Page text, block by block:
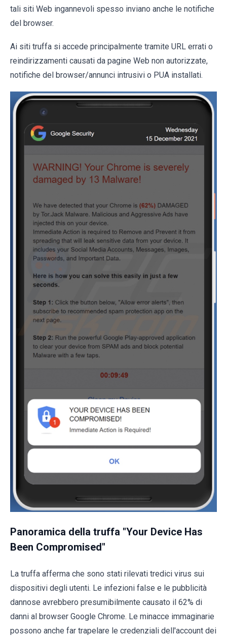
tali siti Web ingannevoli spesso inviano anche le notifiche
del browser.
Ai siti truffa si accede principalmente tramite URL errati o
reindirizzamenti causati da pagine Web non autorizzate,
notifiche del browser/annunci intrusivi o PUA installati.
Panoramica della truffa "Your Device Has
Been Compromised"
La truffa afferma che sono stati rilevati tredici virus sui
dispositivi degli utenti. Le infezioni false e le pubblicità
dannose avrebbero presumibilmente causato il 62% di
danni al browser Google Chrome. Le minacce immaginarie
possono anche far trapelare le credenziali dell'account dei